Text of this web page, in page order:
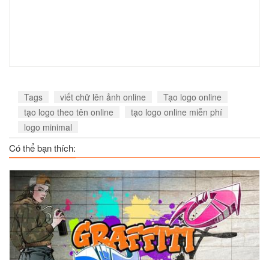
Tags viết chữ lên ảnh online
Tạo logo online
tạo logo theo tên online
tạo logo online miễn phí
logo minimal
Có thể bạn thích: